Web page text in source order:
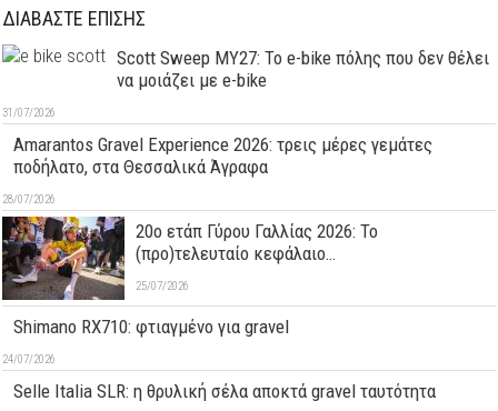
ΔΙΑΒΑΣΤΕ ΕΠΙΣΗΣ
Scott Sweep MY27: Το e-bike πόλης που δεν θέλει
να μοιάζει με e-bike
31/07/2026
Amarantos Gravel Experience 2026: τρεις μέρες γεμάτες
ποδήλατο, στα Θεσσαλικά Άγραφα
28/07/2026
20ο ετάπ Γύρου Γαλλίας 2026: Το
(προ)τελευταίο κεφάλαιο…
25/07/2026
Shimano RX710: φτιαγμένο για gravel
24/07/2026
Selle Italia SLR: η θρυλική σέλα αποκτά gravel ταυτότητα